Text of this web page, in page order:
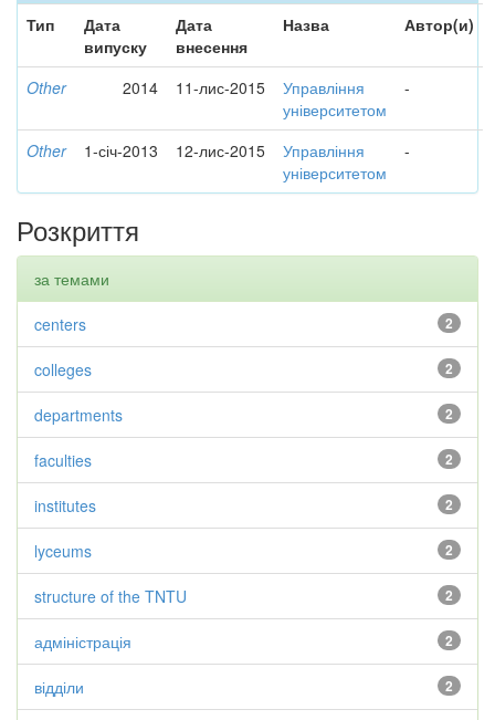
Тип
Дата
випуску
Дата
внесення
Назва Автор(и)
Other 2014 11-лис-2015
Управління
університетом
-
Other 1-січ-2013 12-лис-2015
Управління
університетом
-
Розкриття
за темами
2
centers
2
colleges
2
departments
2
faculties
2
institutes
2
lyceums
2
structure of the TNTU
2
адміністрація
2
відділи